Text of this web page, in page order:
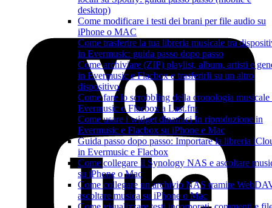
desktop)
Come modificare i testi dei brani per file audio su
iPhone o MAC
Come trasferire la tua libreria musicale tra
in Evermusic: guida passo dopo passo
Come archiviare (ZIP) playlist, album, artisti e
in Evermusic e Flacbox e trasferirli su un altro
dispositivo
Come fare lo scrobbling della cronologia musicale
Evermusic o Flacbox a Last.fm
Come usare i widget dinamici In riproduzione in
Evermusic e Flacbox su iPhone e Mac
Guida passo dopo passo: Importare la libreria
in Evermusic e Flacbox
Come collegare il Synology NAS e ascoltare
su iPhone o Mac
Come collegare un archivio NAS tramite
ascoltare musica su iPhone o Mac